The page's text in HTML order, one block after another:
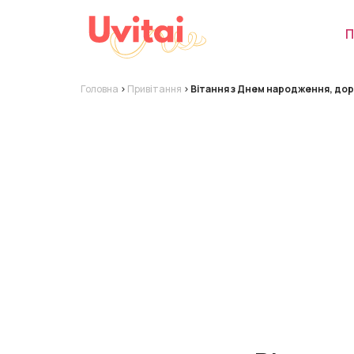
Головна > Привітання > Вітання з Днем народження,